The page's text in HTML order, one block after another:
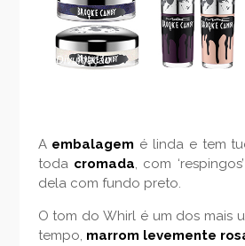
Divulgação
A embalagem é linda e tem
toda cromada, com
dela com fundo preto.
O tom do Whirl é um dos mais
tempo, marrom levemente